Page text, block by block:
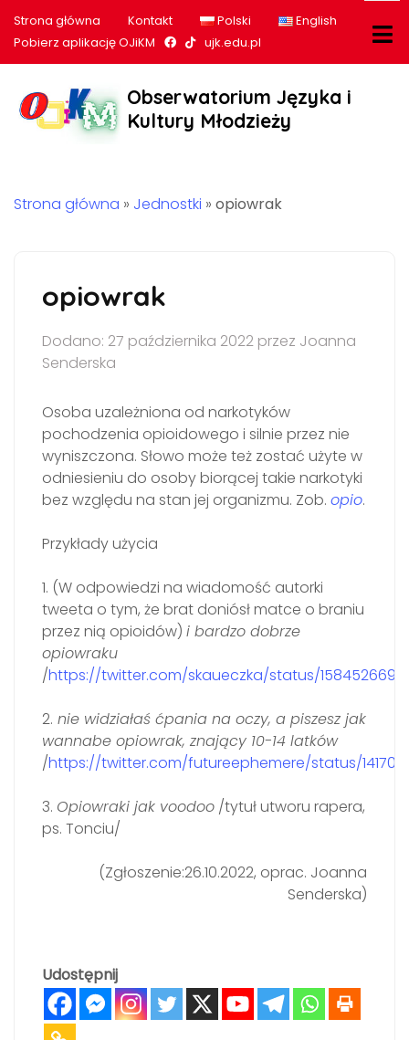
Strona główna Kontakt Polski
English
Pobierz aplikację OJiKM
Nasz profil na Facebook
Nasz profil na tiktok
ujk.edu.pl
Obserwatorium Języka i
Kultury Młodzieży
Strona główna » Jednostki » opiowrak
opiowrak
Dodano: 27 października 2022 przez Joanna
Senderska
Osoba uzależniona od narkotyków
pochodzenia opioidowego i silnie przez nie
wyniszczona. Słowo może też zostać użyte w
odniesieniu do osoby biorącej takie narkotyki
bez względu na stan jej organizmu. Zob. opio.
Przykłady użycia
1. (W odpowiedzi na wiadomość autorki
tweeta o tym, że brat doniósł matce o braniu
przez nią opioidów) i bardzo dobrze
opiowraku
/https://twitter.com/skaueczka/status/
2. nie widziałaś ćpania na oczy, a piszesz jak
wannabe opiowrak, znający 10-14 latków
/https://twitter.com/futureephemere/status/
3. Opiowraki jak voodoo /tytuł utworu rapera,
ps. Tonciu/
(Zgłoszenie:26.10.2022, oprac. Joanna
Senderska)
Udostępnij